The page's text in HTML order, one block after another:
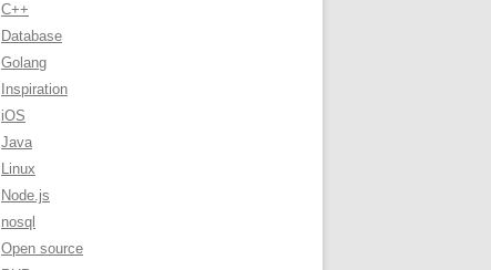
C++
Database
Golang
Inspiration
iOS
Java
Linux
Node.js
nosql
Open source